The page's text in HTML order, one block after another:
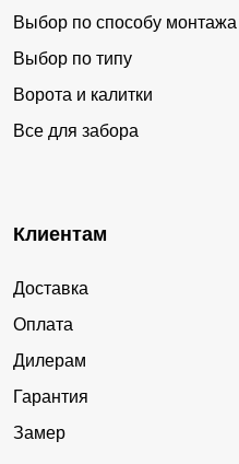
Выбор по способу монтажа
Выбор по типу
Ворота и калитки
Все для забора
Клиентам
Доставка
Оплата
Дилерам
Гарантия
Замер